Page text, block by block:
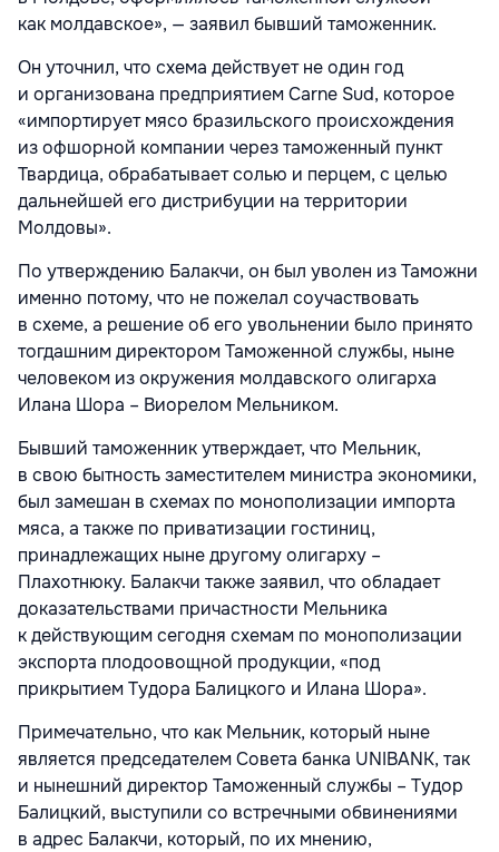
как молдавское», — заявил бывший таможенник.
Он уточнил, что схема действует не один год
и организована предприятием Carne Sud, которое
«импортирует мясо бразильского происхождения
из офшорной компании через таможенный пункт
Твардица, обрабатывает солью и перцем, с целью
дальнейшей его дистрибуции на территории
Молдовы».
По утверждению Балакчи, он был уволен из Таможни
именно потому, что не пожелал соучаствовать
в схеме, а решение об его увольнении было принято
тогдашним директором Таможенной службы, ныне
человеком из окружения молдавского олигарха
Илана Шора – Виорелом Мельником.
Бывший таможенник утверждает, что Мельник,
в свою бытность заместителем министра экономики,
был замешан в схемах по монополизации импорта
мяса, а также по приватизации гостиниц,
принадлежащих ныне другому олигарху –
Плахотнюку. Балакчи также заявил, что обладает
доказательствами причастности Мельника
к действующим сегодня схемам по монополизации
экспорта плодоовощной продукции, «под
прикрытием Тудора Балицкого и Илана Шора».
Примечательно, что как Мельник, который ныне
является председателем Совета банка UNIBANK, так
и нынешний директор Таможенный службы – Тудор
Балицкий, выступили со встречными обвинениями
в адрес Балакчи, который, по их мнению,